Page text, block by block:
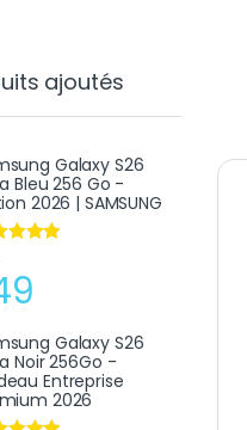
ajoutés
Galaxy S26
Bleu 256 Go -
2026 | SAMSUNG
Galaxy S26
Noir 256Go -
Entreprise
2026